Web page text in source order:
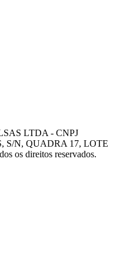
LTDA - CNPJ
S/N, QUADRA 17, LOTE
os direitos reservados.